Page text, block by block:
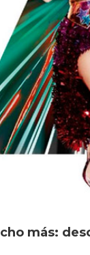
más: